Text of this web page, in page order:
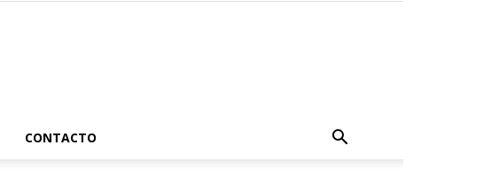
CONTACTO